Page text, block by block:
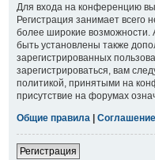
Для входа на конференцию
Регистрация занимает всего
более широкие возможности.
быть установлены также
зарегистрированных
зарегистрироваться, вам
политикой, принятыми на
присутствие на форумах
Общие правила |
Регистрация